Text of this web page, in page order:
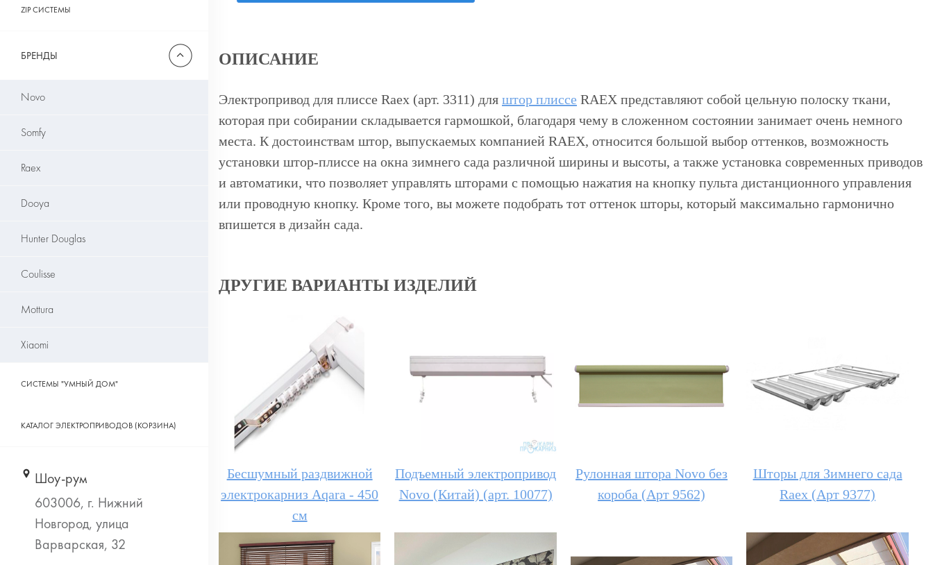
ZIP СИСТЕМЫ
БРЕНДЫ
Novo
Somfy
Raex
Dooya
Hunter Douglas
Coulisse
Mottura
Xiaomi
СИСТЕМЫ "УМНЫЙ ДОМ"
КАТАЛОГ ЭЛЕКТРОПРИВОДОВ (КОРЗИНА)
ОПИСАНИЕ
Электропривод для плиссе Raex (арт. 3311) для штор плиссе RAEX представляют собой цельную полоску ткани,
которая при собирании складывается гармошкой, благодаря чему в сложенном состоянии занимает очень немного
места. К достоинствам штор, выпускаемых компанией RAEX, относится большой выбор оттенков, возможность
установки штор-плиссе на окна зимнего сада различной ширины и высоты, а также установка современных приводов
и автоматики, что позволяет управлять шторами с помощью нажатия на кнопку пульта дистанционного управления
или проводную кнопку. Кроме того, вы можете подобрать тот оттенок шторы, который максимально гармонично
впишется в дизайн сада.
ДРУГИЕ ВАРИАНТЫ ИЗДЕЛИЙ
Бесшумный раздвижной
электрокарниз Aqara - 450
см
Подъемный электропривод
Novo (Китай) (арт. 10077)
Рулонная штора Novo без
короба (Арт 9562)
Шторы для Зимнего сада
Raex (Арт 9377)